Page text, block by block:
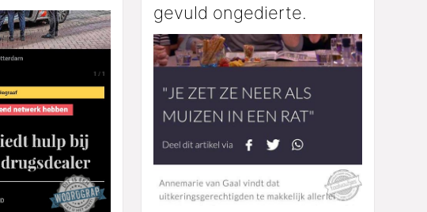
gevuld ongedierte.